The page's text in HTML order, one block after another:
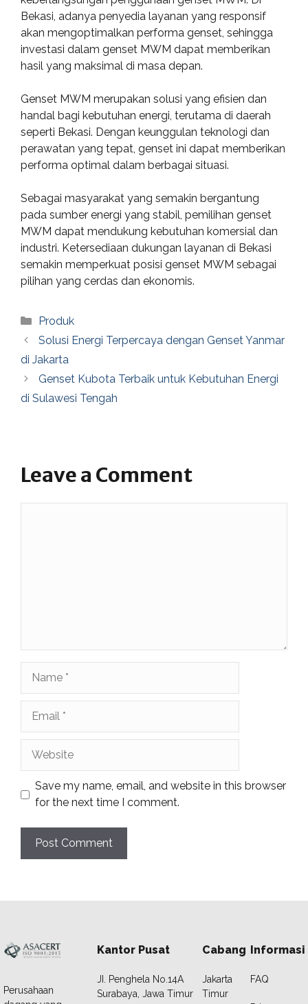
Bekasi, adanya penyedia layanan yang responsif
akan mengoptimalkan performa genset, sehingga
investasi dalam genset MWM dapat memberikan
hasil yang maksimal di masa depan.
Genset MWM merupakan solusi yang efisien dan
handal bagi kebutuhan energi, terutama di daerah
seperti Bekasi. Dengan keunggulan teknologi dan
perawatan yang tepat, genset ini dapat memberikan
performa optimal dalam berbagai situasi.
Sebagai masyarakat yang semakin bergantung
pada sumber energi yang stabil, pemilihan genset
MWM dapat mendukung kebutuhan komersial dan
industri. Ketersediaan dukungan layanan di Bekasi
semakin memperkuat posisi genset MWM sebagai
pilihan yang cerdas dan ekonomis.
Categories
Produk
Solusi Energi Terpercaya dengan Genset Yanmar
di Jakarta
Genset Kubota Terbaik untuk Kebutuhan Energi
di Sulawesi Tengah
Leave a Comment
Save my name, email, and website in this browser
for the next time I comment.
Perusahaan
Kantor Pusat
JI. Penghela No.14A
Surabaya, Jawa Timur
Cabang
Jakarta
Timur
Informasi
FAQ